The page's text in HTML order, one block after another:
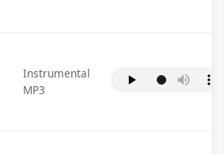
Instrumental
MP3